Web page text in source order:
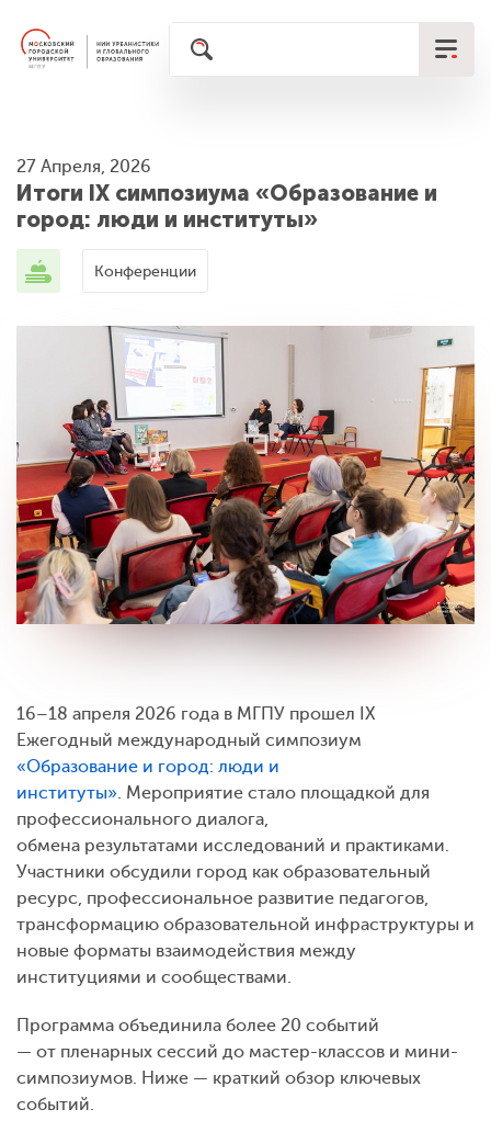
27 Апреля, 2026
Итоги IX симпозиума «Образование и
город: люди и институты»
Конференции
16–18 апреля 2026 года в МГПУ прошел IX
Ежегодный международный симпозиум
«Образование и город: люди и
институты». Мероприятие стало площадкой для
профессионального диалога,
обмена результатами исследований и практиками.
Участники обсудили город как образовательный
ресурс, профессиональное развитие педагогов,
трансформацию образовательной инфраструктуры и
новые форматы взаимодействия между
институциями и сообществами.
Программа объединила более 20 событий
— от пленарных сессий до мастер-классов и мини-
симпозиумов. Ниже — краткий обзор ключевых
событий.